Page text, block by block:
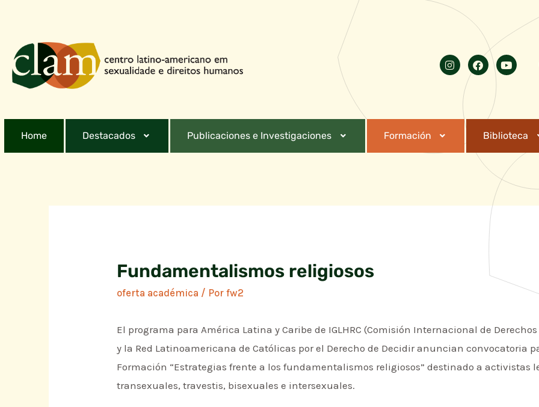
Home Destacados Publicaciones e Investigaciones Formación Biblioteca
Fundamentalismos religiosos
oferta académica / Porfw2
El programa para América Latina y Caribe de IGLHRC (Comisión Internacional de
y la Red Latinoamericana de Católicas por el Derecho de Decidir anuncian convocatoria
Formación “Estrategias frente a los fundamentalismos religiosos” destinado a activistas
transexuales, travestis, bisexuales e intersexuales.